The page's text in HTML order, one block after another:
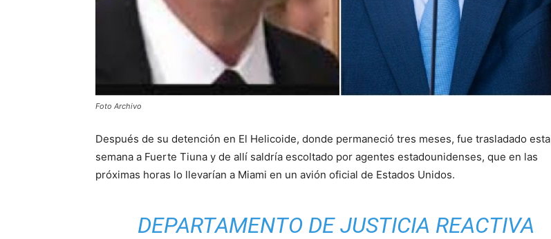
Foto Archivo
Después de su detención en El Helicoide, donde permaneció tres meses, fue trasladado esta
semana a Fuerte Tiuna y de allí saldría escoltado por agentes estadounidenses, que en las
próximas horas lo llevarían a Miami en un avión oficial de Estados Unidos.
DEPARTAMENTO DE JUSTICIA REACTIVA